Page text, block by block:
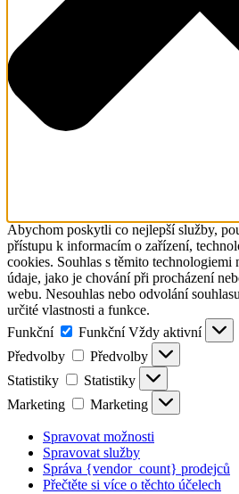
Abychom poskytli co nejlepší služby,
přístupu k informacím o zařízení,
cookies. Souhlas s těmito technologiemi
údaje, jako je chování při procházení
webu. Nesouhlas nebo odvolání
určité vlastnosti a funkce.
Funkční
Funkční Vždy aktivní
Předvolby
Předvolby
Statistiky
Statistiky
Marketing
Marketing
Spravovat možnosti
Spravovat služby
Správa {vendor_count} prodejců
Přečtěte si více o těchto účelech